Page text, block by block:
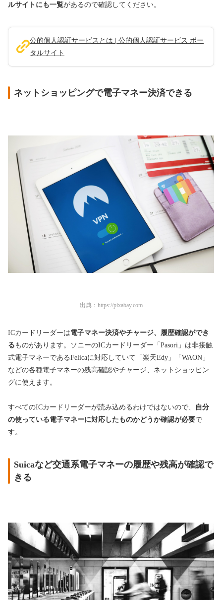
ルサイトにも一覧があるので確認してください。
公的個人認証サービスとは | 公的個人認証サービス ポー
タルサイト
ネットショッピングで電子マネー決済できる
出典： https://pixabay.com
ICカードリーダーは電子マネー決済やチャージ、履歴確認ができ
る ものがあります。ソニーのICカードリーダー「Pasori」は非接触
式電子マネーであるFelicaに対応していて「楽天Edy」「WAON」
などの各種電子マネーの残高確認やチャージ、ネットショッピン
グに使えます。
すべてのICカードリーダーが読み込めるわけではないので、
自分
の使っている電子マネーに対応したものかどうか確認が必要で
す。
Suicaなど交通系電子マネーの履歴や残高が確認で
きる